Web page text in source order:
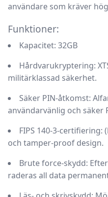
användare som kräver
Funktioner:
Kapacitet: 32GB
Hårdvarukryptering:
militärklassad säkerhet.
Säker PIN-åtkomst:
användarvänlig och säker
FIPS 140-3-certifiering:
och tamper-proof design.
Brute force-skydd:
raderas all data